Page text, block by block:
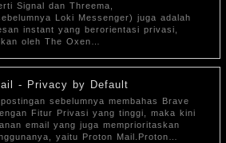
Signal dan Threema,
Loki Messenger) juga adalah
instant yang berorientasi privasi,
oleh The Oxen…
- Privacy by Default
sebelumnya membahas Brave
Fitur Privasi yang tinggi, maka kini
email yang juga memprioritaskan
yaitu Proton Mail.Proton…